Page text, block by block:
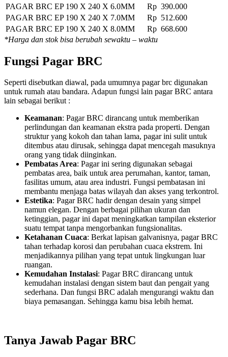
PAGAR BRC EP 190 X 240 X 6.0MM
Rp 390.000
PAGAR BRC EP 190 X 240 X 7.0MM
Rp 512.600
PAGAR BRC EP 190 X 240 X 8.0MM
Rp 668.600
*Harga dan stok bisa berubah sewaktu – waktu
Fungsi Pagar BRC
Seperti disebutkan diawal, pada umumnya pagar brc digunakan
untuk rumah atau bandara. Adapun fungsi lain pagar BRC antara
lain sebagai berikut :
Keamanan: Pagar BRC dirancang untuk memberikan
perlindungan dan keamanan ekstra pada properti. Dengan
struktur yang kokoh dan tahan lama, pagar ini sulit untuk
ditembus atau dirusak, sehingga dapat mencegah masuknya
orang yang tidak diinginkan.
Pembatas Area: Pagar ini sering digunakan sebagai
pembatas area, baik untuk area perumahan, kantor, taman,
fasilitas umum, atau area industri. Fungsi pembatasan ini
membantu menjaga batas wilayah dan akses yang terkontrol.
Estetika: Pagar BRC hadir dengan desain yang simpel
namun elegan. Dengan berbagai pilihan ukuran dan
ketinggian, pagar ini dapat meningkatkan tampilan eksterior
suatu tempat tanpa mengorbankan fungsionalitas.
Ketahanan Cuaca: Berkat lapisan galvanisnya, pagar BRC
tahan terhadap korosi dan perubahan cuaca ekstrem. Ini
menjadikannya pilihan yang tepat untuk lingkungan luar
ruangan.
Kemudahan Instalasi: Pagar BRC dirancang untuk
kemudahan instalasi dengan sistem baut dan pengait yang
sederhana. Dan fungsi BRC adalah mengurangi waktu dan
biaya pemasangan. Sehingga kamu bisa lebih hemat.
Tanya Jawab Pagar BRC